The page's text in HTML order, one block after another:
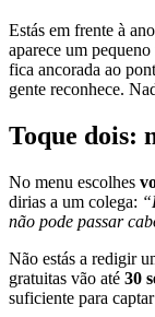
Estás em frente à
aparece um
fica ancorada ao
gente reconhece.
Toque dois:
No menu escolhes
dirias a um colega:
não pode passar
Não estás a redigir
gratuitas vão até 30
suficiente para